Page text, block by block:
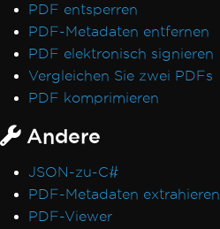
PDF entsperren
PDF-Metadaten entfernen
PDF elektronisch signieren
Vergleichen Sie zwei PDFs
PDF komprimieren
Andere
JSON-zu-C#
PDF-Metadaten extrahieren
PDF-Viewer